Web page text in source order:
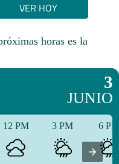
VER HOY
horas es la
3
JUNIO
12 PM 3 PM 6